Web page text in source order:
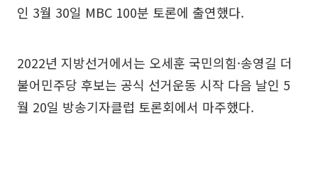
인 3월 30일 MBC 100분 토론에 출연했다.
2022년 지방선거에서는 오세훈 국민의힘·송영길 더
불어민주당 후보는 공식 선거운동 시작 다음 날인 5
월 20일 방송기자클럽 토론회에서 마주했다.